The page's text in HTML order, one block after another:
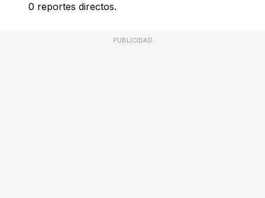
0 reportes directos.
PUBLICIDAD